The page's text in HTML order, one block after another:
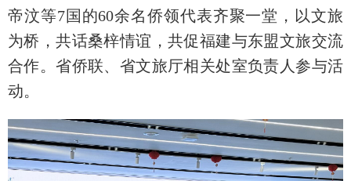
帝汶等7国的60余名侨领代表齐聚一堂，以文旅
为桥，共话桑梓情谊，共促福建与东盟文旅交流
合作。省侨联、省文旅厅相关处室负责人参与活
动。